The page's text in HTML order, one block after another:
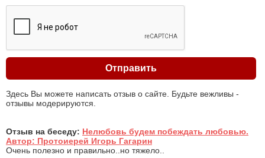
Здесь Вы можете написать отзыв о сайте. Будьте вежливы -
отзывы модерируются.
Отзыв на беседу: Нелюбовь будем побеждать любовью.
Автор: Протоиерей Игорь Гагарин
Очень полезно и правильно..но тяжело..